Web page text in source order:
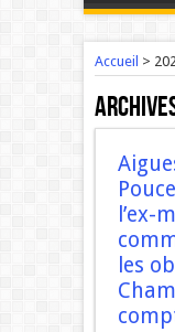
Accueil >
l’ex-
les